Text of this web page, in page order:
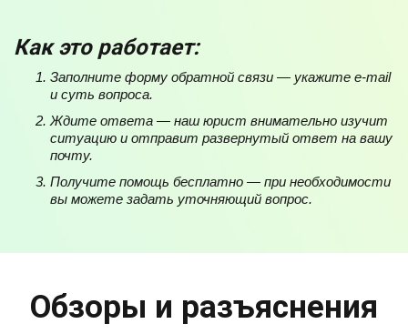
Как это работает:
Заполните форму обратной связи — укажите e-mail
и суть вопроса.
Ждите ответа — наш юрист внимательно изучит
ситуацию и отправит развернутый ответ на вашу
почту.
Получите помощь бесплатно — при необходимости
вы можете задать уточняющий вопрос.
Обзоры и разъяснения